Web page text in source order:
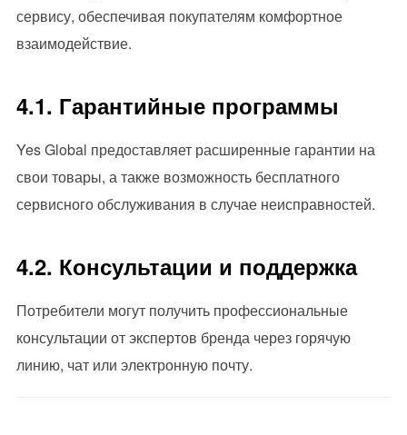
сервису, обеспечивая покупателям комфортное
взаимодействие.
4.1. Гарантийные программы
Yes Global предоставляет расширенные гарантии на
свои товары, а также возможность бесплатного
сервисного обслуживания в случае неисправностей.
4.2. Консультации и поддержка
Потребители могут получить профессиональные
консультации от экспертов бренда через горячую
линию, чат или электронную почту.